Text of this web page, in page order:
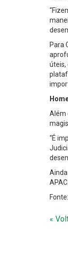
Para
úteis,
Além
“É
APAC.
«